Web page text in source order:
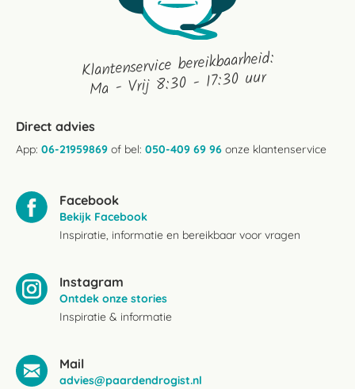
Klantenservice bereikbaarheid:
Ma - Vrij 8:30 - 17:30 uur
Direct advies
App: 06-21959869 of bel: 050-409 69 96 onze klantenservice
Facebook
Bekijk Facebook
Inspiratie, informatie en bereikbaar voor vragen
Instagram
Ontdek onze stories
Inspiratie & informatie
Mail
advies@paardendrogist.nl